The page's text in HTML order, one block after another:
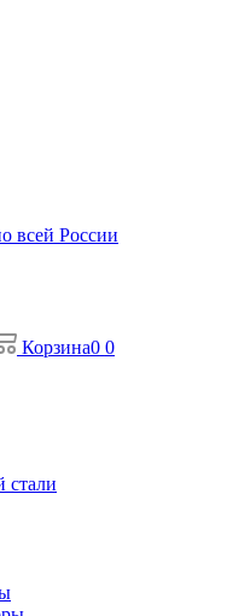
всей России
Корзина0 0
стали